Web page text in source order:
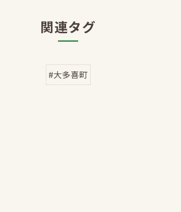
関連タグ
#大多喜町